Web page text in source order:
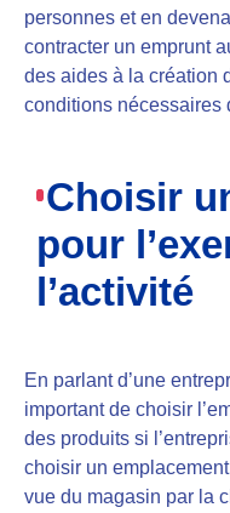
personnes et en
contracter un emprunt
des aides à la création
conditions nécessaires
Choisir
pour
l’activité
En parlant d’une
important de choisir
des produits si
choisir un
vue du magasin par la